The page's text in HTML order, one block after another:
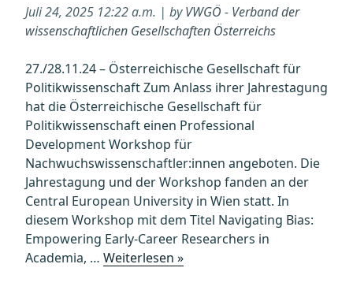
Juli 24, 2025 12:22 a.m. | byVWGÖ - Verband der
wissenschaftlichen Gesellschaften Österreichs
27./28.11.24 – Österreichische Gesellschaft für
Politikwissenschaft Zum Anlass ihrer Jahrestagung
hat die Österreichische Gesellschaft für
Politikwissenschaft einen Professional
Development Workshop für
Nachwuchswissenschaftler:innen angeboten. Die
Jahrestagung und der Workshop fanden an der
Central European University in Wien statt. In
diesem Workshop mit dem Titel Navigating Bias:
Empowering Early-Career Researchers in
Academia, … Weiterlesen »„Report: